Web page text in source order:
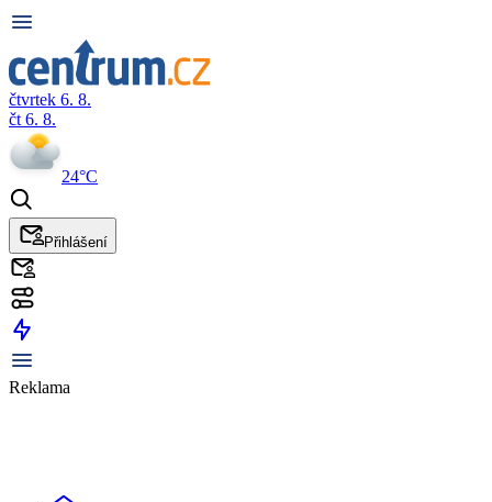
čtvrtek 6. 8.
čt 6. 8.
24°C
Přihlášení
Reklama